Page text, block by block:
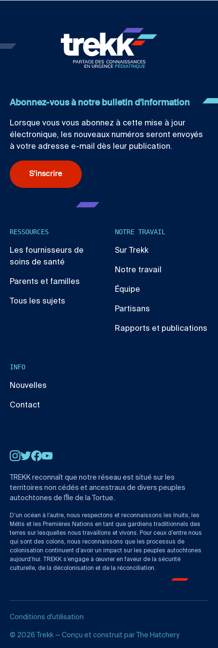
Abonnez-vous à notre bulletin d'information
Lorsque vous vous abonnez à cette mise à jour
électronique, les nouveaux numéros seront envoyés
à votre adresse e-mail dès leur publication.
S'inscrire
RESSOURCES
Les fournisseurs de
soins de santé
Parents et familles
Tous les sujets
NOTRE TRAVAIL
Sur Trekk
Notre travail
Équipe
Partisans
Rapports et publications
INFO
Nouvelles
Contact
Instagram
Twitter
Facebook
TREKK reconnaît que notre réseau est situé sur les
territoires non cédés et ancestraux de divers peuples
autochtones de l'Île de la Tortue.
D’un océan à l’autre, nous respectons et reconnaissons les Inuits, les
Métis et les Premières Nations en tant que gardiens traditionnels des
terres sur lesquelles nous travaillons et vivons. Pour ceux d’entre nous
qui sont des colons, nous reconnaissons que les processus de
colonisation continuent d’avoir un impact sur les peuples autochtones
aujourd’hui. TREKK s’engage à œuvrer en faveur de la sécurité
culturelle, de la décolonisation et de la réconciliation.
Conditions d'utilisation
© 2026 Trekk — Conçu et construit par The Hatchery